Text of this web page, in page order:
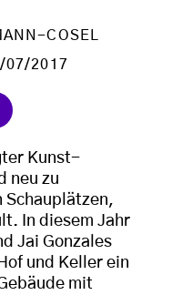
COSEL
07/2017
Kunst-
neu zu
Schauplätzen,
In diesem Jahr
Jai Gonzales
und Keller ein
mit